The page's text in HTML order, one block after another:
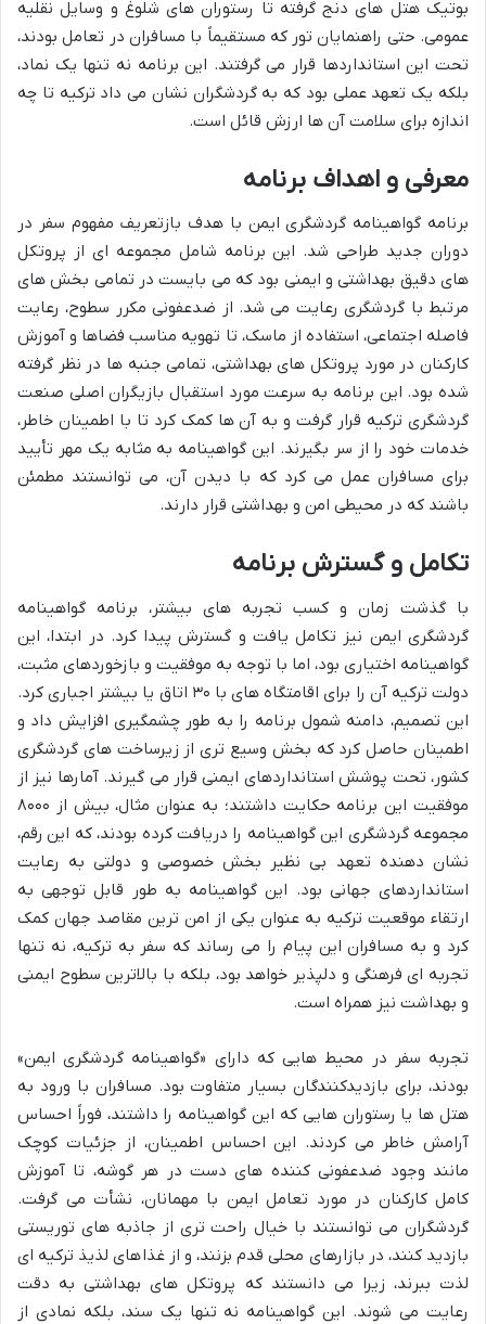
بوتیک هتل های دنج گرفته تا رستوران های شلوغ و وسایل نقلیه
عمومی. حتی راهنمایان تور که مستقیماً با مسافران در تعامل بودند،
تحت این استانداردها قرار می گرفتند. این برنامه نه تنها یک نماد،
بلکه یک تعهد عملی بود که به گردشگران نشان می داد ترکیه تا چه
اندازه برای سلامت آن ها ارزش قائل است.
معرفی و اهداف برنامه
برنامه گواهینامه گردشگری ایمن با هدف بازتعریف مفهوم سفر در
دوران جدید طراحی شد. این برنامه شامل مجموعه ای از پروتکل
های دقیق بهداشتی و ایمنی بود که می بایست در تمامی بخش های
مرتبط با گردشگری رعایت می شد. از ضدعفونی مکرر سطوح، رعایت
فاصله اجتماعی، استفاده از ماسک، تا تهویه مناسب فضاها و آموزش
کارکنان در مورد پروتکل های بهداشتی، تمامی جنبه ها در نظر گرفته
شده بود. این برنامه به سرعت مورد استقبال بازیگران اصلی صنعت
گردشگری ترکیه قرار گرفت و به آن ها کمک کرد تا با اطمینان خاطر،
خدمات خود را از سر بگیرند. این گواهینامه به مثابه یک مهر تأیید
برای مسافران عمل می کرد که با دیدن آن، می توانستند مطمئن
باشند که در محیطی امن و بهداشتی قرار دارند.
تکامل و گسترش برنامه
با گذشت زمان و کسب تجربه های بیشتر، برنامه گواهینامه
گردشگری ایمن نیز تکامل یافت و گسترش پیدا کرد. در ابتدا، این
گواهینامه اختیاری بود، اما با توجه به موفقیت و بازخوردهای مثبت،
دولت ترکیه آن را برای اقامتگاه های با ۳۰ اتاق یا بیشتر اجباری کرد.
این تصمیم، دامنه شمول برنامه را به طور چشمگیری افزایش داد و
اطمینان حاصل کرد که بخش وسیع تری از زیرساخت های گردشگری
کشور، تحت پوشش استانداردهای ایمنی قرار می گیرند. آمارها نیز از
موفقیت این برنامه حکایت داشتند؛ به عنوان مثال، بیش از ۸۰۰۰
مجموعه گردشگری این گواهینامه را دریافت کرده بودند، که این رقم،
نشان دهنده تعهد بی نظیر بخش خصوصی و دولتی به رعایت
استانداردهای جهانی بود. این گواهینامه به طور قابل توجهی به
ارتقاء موقعیت ترکیه به عنوان یکی از امن ترین مقاصد جهان کمک
کرد و به مسافران این پیام را می رساند که سفر به ترکیه، نه تنها
تجربه ای فرهنگی و دلپذیر خواهد بود، بلکه با بالاترین سطوح ایمنی
و بهداشت نیز همراه است.
تجربه سفر در محیط هایی که دارای «گواهینامه گردشگری ایمن»
بودند، برای بازدیدکنندگان بسیار متفاوت بود. مسافران با ورود به
هتل ها یا رستوران هایی که این گواهینامه را داشتند، فوراً احساس
آرامش خاطر می کردند. این احساس اطمینان، از جزئیات کوچک
مانند وجود ضدعفونی کننده های دست در هر گوشه، تا آموزش
کامل کارکنان در مورد تعامل ایمن با مهمانان، نشأت می گرفت.
گردشگران می توانستند با خیال راحت تری از جاذبه های توریستی
بازدید کنند، در بازارهای محلی قدم بزنند، و از غذاهای لذیذ ترکیه ای
لذت ببرند، زیرا می دانستند که پروتکل های بهداشتی به دقت
رعایت می شوند. این گواهینامه نه تنها یک سند، بلکه نمادی از